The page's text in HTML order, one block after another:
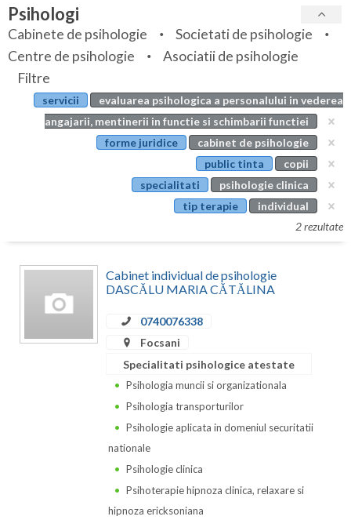
Bihor
Bistrita-Nasaud
Botosani
Braila
Calarasi
Constanta
Specialitati
Servicii
Articole
Evenimente
Psihologi
Cabinete de psihologie
Societati de psihologie
Centre de psihologie
Asociatii de psihologie
Filtre
servicii
evaluarea psihologica a personalului in vederea
angajarii, mentinerii in functie si schimbarii functiei
forme juridice
cabinet de psihologie
public tinta
copii
specialitati
psihologie clinica
tip terapie
individual
2 rezultate
Cabinet individual de psihologie
DASCĂLU MARIA CĂTĂLINA
0740076338
Focsani
Specialitati psihologice atestate
Psihologia muncii si organizationala
Psihologia transporturilor
Psihologie aplicata in domeniul securitatii
nationale
Psihologie clinica
Psihoterapie hipnoza clinica, relaxare si
hipnoza ericksoniana